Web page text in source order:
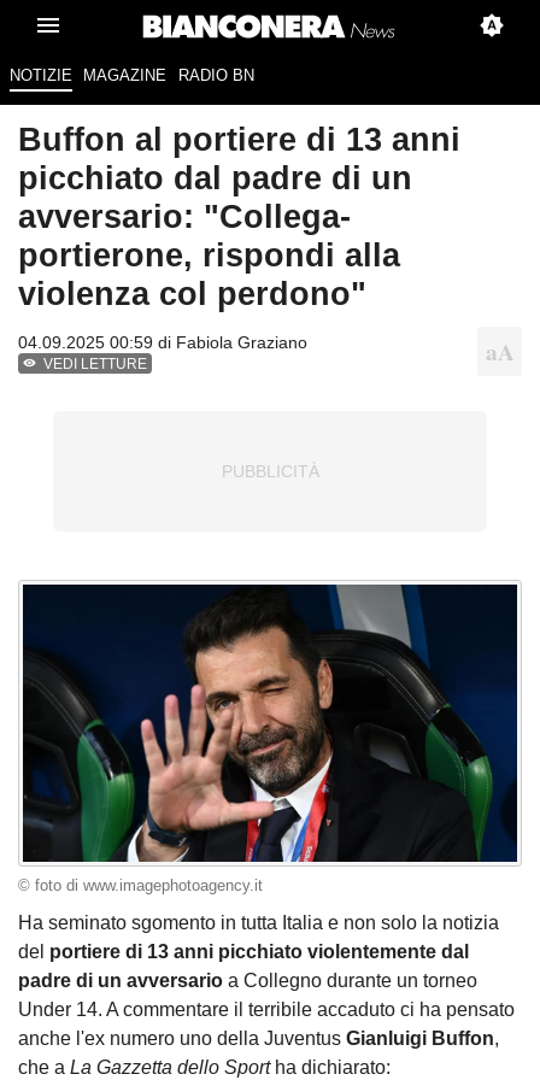
NOTIZIE MAGAZINE RADIO BN
Buffon al portiere di 13 anni
picchiato dal padre di un
avversario: "Collega-
portierone, rispondi alla
violenza col perdono"
04.09.2025 00:59 di Fabiola Graziano
VEDI LETTURE
© foto di www.imagephotoagency.it
Ha seminato sgomento in tutta Italia e non solo la notizia
del portiere di 13 anni picchiato violentemente dal
padre di un avversario a Collegno durante un torneo
Under 14. A commentare il terribile accaduto ci ha pensato
anche l'ex numero uno della Juventus Gianluigi Buffon,
che a La Gazzetta dello Sport ha dichiarato: